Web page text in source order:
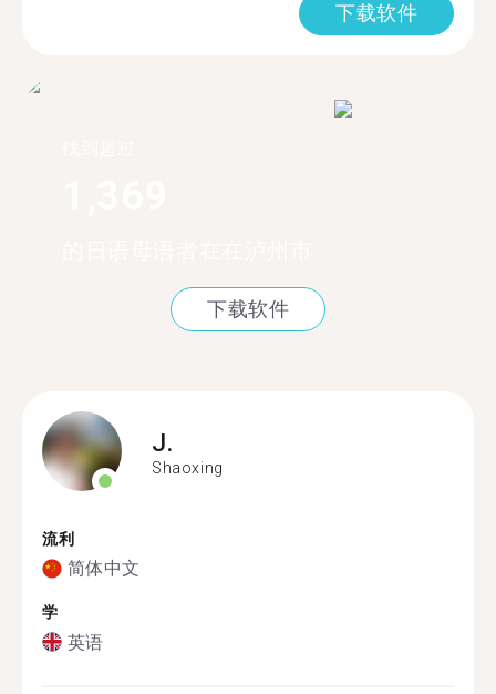
下载软件
下载软件
J.
Shaoxing
流利
简体中文
学
英语